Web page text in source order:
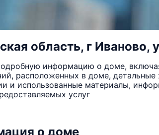
область, г Иваново,
информацию о доме,
расположенных в доме, детальные
и использованные материалы,
услуг
о доме